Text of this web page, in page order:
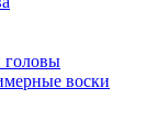
головы
воски